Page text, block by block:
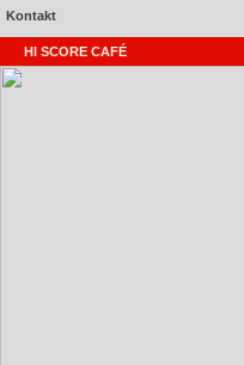
Kontakt
HI SCORE CAFÉ